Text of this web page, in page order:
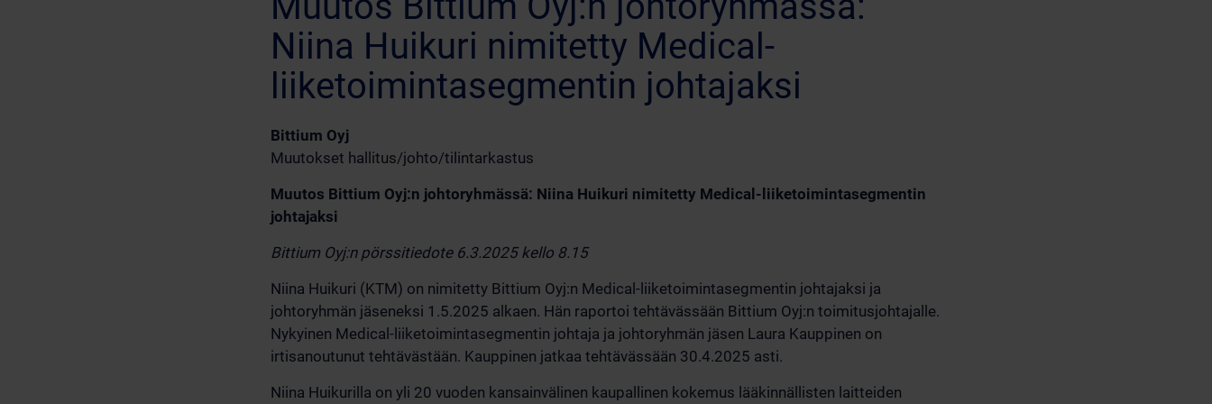
Niina Huikuri nimitetty Medical-
liiketoimintasegmentin johtajaksi
Bittium Oyj
Muutokset hallitus/johto/tilintarkastus
Muutos Bittium Oyj:n johtoryhmässä: Niina Huikuri nimitetty Medical-liiketoimintasegmentin
johtajaksi
Bittium Oyj:n pörssitiedote 6.3.2025 kello 8.15
Niina Huikuri (KTM) on nimitetty Bittium Oyj:n Medical-liiketoimintasegmentin johtajaksi ja
johtoryhmän jäseneksi 1.5.2025 alkaen. Hän raportoi tehtävässään Bittium Oyj:n toimitusjohtajalle.
Nykyinen Medical-liiketoimintasegmentin johtaja ja johtoryhmän jäsen Laura Kauppinen on
irtisanoutunut tehtävästään. Kauppinen jatkaa tehtävässään 30.4.2025 asti.
Niina Huikurilla on yli 20 vuoden kansainvälinen kaupallinen kokemus lääkinnällisten laitteiden